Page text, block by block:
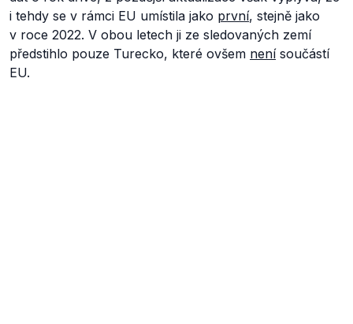
i tehdy se v rámci EU umístila jako první, stejně jako
v roce 2022. V obou letech ji ze sledovaných zemí
předstihlo pouze Turecko, které ovšem nenísoučástí
EU.